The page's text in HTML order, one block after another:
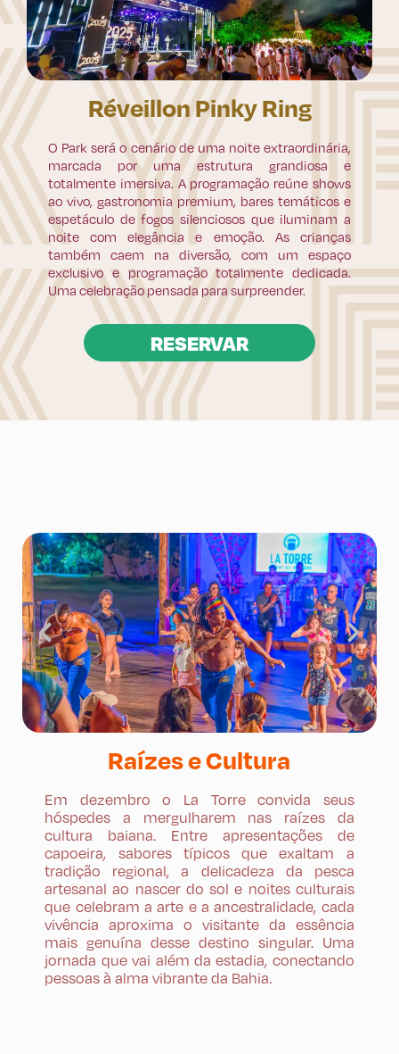
Réveillon Pinky Ring
O Park será o cenário de uma noite extraordinária,
marcada por uma estrutura grandiosa e
totalmente imersiva. A programação reúne shows
ao vivo, gastronomia premium, bares temáticos e
espetáculo de fogos silenciosos que iluminam a
noite com elegância e emoção. As crianças
também caem na diversão, com um espaço
exclusivo e programação totalmente dedicada.
Uma celebração pensada para surpreender.
RESERVAR
Raízes e Cultura
Em dezembro o La Torre convida seus
hóspedes a mergulharem nas raízes da
cultura baiana. Entre apresentações de
capoeira, sabores típicos que exaltam a
tradição regional, a delicadeza da pesca
artesanal ao nascer do sol e noites culturais
que celebram a arte e a ancestralidade, cada
vivência aproxima o visitante da essência
mais genuína desse destino singular. Uma
jornada que vai além da estadia, conectando
pessoas à alma vibrante da Bahia.